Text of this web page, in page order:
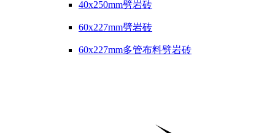
40x250mm劈岩砖
60x227mm劈岩砖
60x227mm多管布料劈岩砖